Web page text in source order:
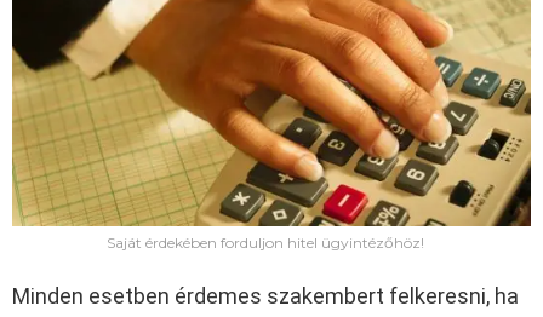
Saját érdekében forduljon hitel ügyintézőhöz!
Minden esetben érdemes szakembert felkeresni, ha